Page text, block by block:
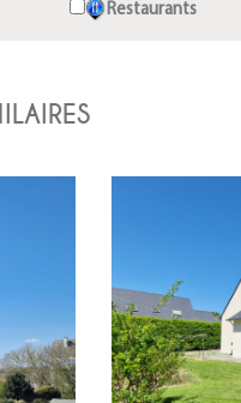
Restaurants